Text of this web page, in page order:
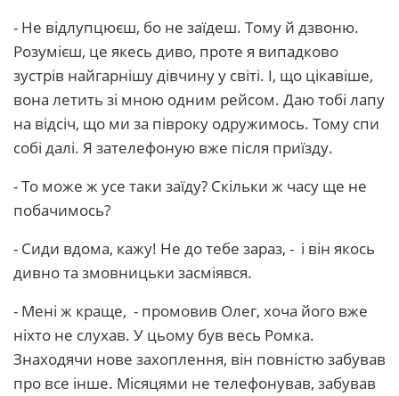
- Не відлупцюєш, бо не заїдеш. Тому й дзвоню.
Розумієш, це якесь диво, проте я випадково
зустрів найгарнішу дівчину у світі. І, що цікавіше,
вона летить зі мною одним рейсом. Даю тобі лапу
на відсіч, що ми за півроку одружимось. Тому спи
собі далі. Я зателефоную вже після приїзду.
- То може ж усе таки заїду? Скільки ж часу ще не
побачимось?
- Сиди вдома, кажу! Не до тебе зараз, - і він якось
дивно та змовницьки засміявся.
- Мені ж краще, - промовив Олег, хоча його вже
ніхто не слухав. У цьому був весь Ромка.
Знаходячи нове захоплення, він повністю забував
про все інше. Місяцями не телефонував, забував